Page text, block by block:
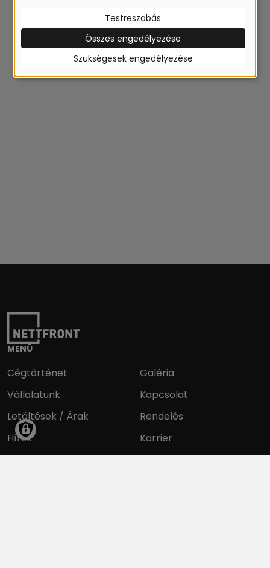
MENÜ
Cégtörténet
Vállalatunk
Letöltések / Árak
Hírek
Partnereink
Galéria
Kapcsolat
Rendelés
Karrier
Testreszabás
Szükségesek engedélyezése
Összes engedélyezése